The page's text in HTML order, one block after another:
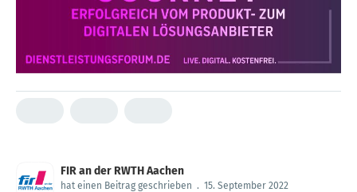
FIR an der RWTH Aachen
hat einen Beitrag geschrieben . 15. September 2022